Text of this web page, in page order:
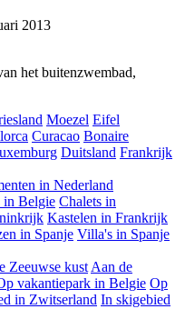
2013
het buitenzwembad,
Moezel Eifel
Curacao Bonaire
Duitsland Frankrijk
in Nederland
in Belgie Chalets in
Kastelen in Frankrijk
in Spanje Villa's in Spanje
Zeeuwse kust Aan de
vakantiepark in Belgie Op
in Zwitserland In skigebied